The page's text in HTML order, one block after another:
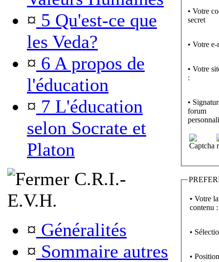
¤ 5 Qu'est-ce que
les Veda?
¤ 6 A propos de
l'éducation
¤ 7 L'éducation
selon Socrate et
Platon
C.R.I.-
E.V.H.
¤ Généralités
¤ Sommaire autres
• Votre
secret
• Votre
• Votre
:
•
forum
• Votre
contenu :
•
•